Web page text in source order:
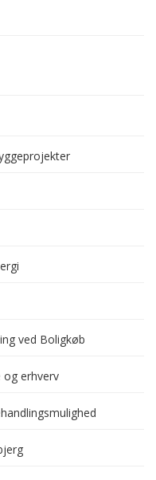
ved Boligkøb
og erhverv